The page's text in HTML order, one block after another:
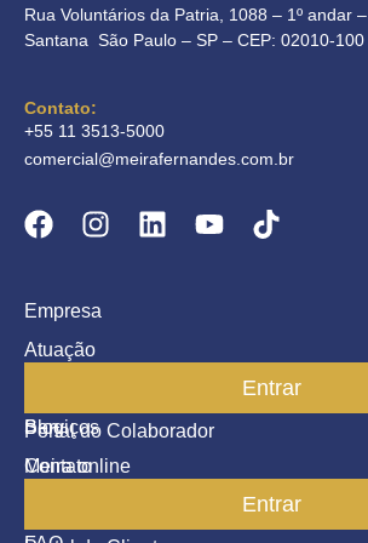
Rua Voluntários da Patria, 1088 – 1º andar –
Santana São Paulo – SP – CEP: 02010-100
Contato:
+55 11 3513-5000
comercial@meirafernandes.com.br
Empresa
Atuação
Blog
Contato
Portal do Colaborador
Entrar
Serviços
Meira online
Entrar